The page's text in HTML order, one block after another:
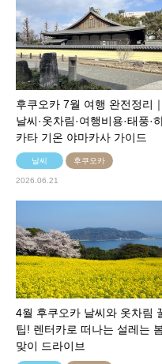
후쿠오카 7월 여행 완전정리｜
날씨·옷차림·여행비용·태풍·
카타 기온 야마카사 가이드
날씨 후쿠오카
2026.06.21
4월 후쿠오카 날씨와 옷차림
팁! 렌터카로 떠나는 설레는
맞이 드라이브